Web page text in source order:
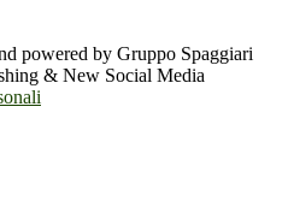
powered by Gruppo Spaggiari
& New Social Media